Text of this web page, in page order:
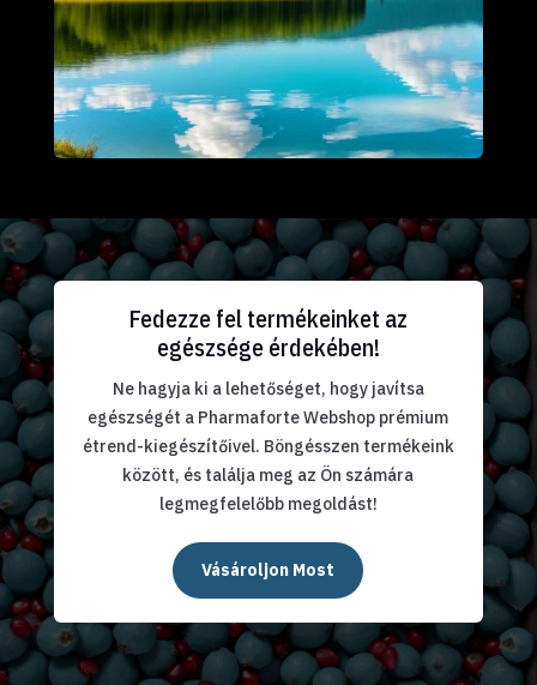
Fedezze fel termékeinket az
egészsége érdekében!
Ne hagyja ki a lehetőséget, hogy javítsa
egészségét a Pharmaforte Webshop prémium
étrend-kiegészítőivel. Böngésszen termékeink
között, és találja meg az Ön számára
legmegfelelőbb megoldást!
Vásároljon Most